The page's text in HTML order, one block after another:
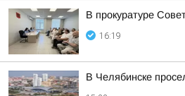
В прокуратуре
16:19
В Челябинске